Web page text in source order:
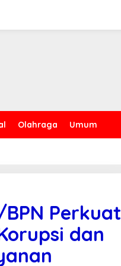
Olahraga Umum
Perkuat
dan